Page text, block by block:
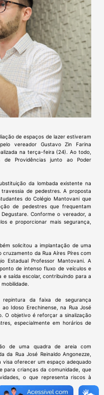
de espaços de lazer estiveram
vereador Gustavo Zin Farina
na terça-feira (24). Ao todo,
de Providências junto ao Poder
da lombada existente na
de pedestres. A proposta
do Colégio Mantovani que
de pedestres que frequentam
Conforme o vereador, a
e proporcionar mais segurança,
solicitou a implantação de uma
da Rua Aíres Píres com
Estadual Professor Mantovani. A
de intenso fluxo de veículos e
saída escolar, contribuindo para a
da faixa de segurança
Idoso Erechinense, na Rua José
O objetivo é reforçar a sinalização
especialmente em horários de
de uma quadra de areia com
Rua José Reinaldo Angonezze,
visa oferecer um espaço adequado
para crianças da comunidade, que
o que representa riscos à